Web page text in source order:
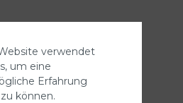
verwendet
um eine
Erfahrung
können.